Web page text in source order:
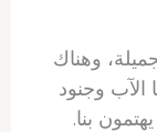
وهناك
الآب وجنود
بنا.